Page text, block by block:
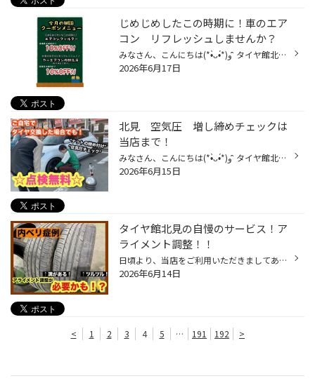
じめじめしたこの時期に！車のエア
コン リフレッシュしませんか？
みなさん、こんにちは(*•̀ᴗ•́*)و ̑̑ タイヤ館北見でございます(*•̀ᴗ•́*)و ̑̑ 湿気が多いジメジメしたこの時期、エアコンから嫌な匂いがしてませんか？ 車内リフレッシュメニューとしてクーポン作りました☆ エアコンフィルター交換＆エアコン洗浄がなんと10％オフ！！ エアコン洗浄は￥15,400→￥13,8...
2026年6月17日
北見 空気圧 増し締めチェックは
当店まで！
みなさん、こんにちは(*•̀ᴗ•́*)و ̑̑ タイヤ館北見です！ もしご自宅でタイヤ交換をされるのであれば 当店にきてください(*•̀ᴗ•́*)و ̑̑ 無料で空気圧チェック、ナットの締め付け確認もできます！ タイヤを次の履き替えまで倉庫でお預かりするクロークサービスもあるので ご自宅に保管場所がなくてお...
2026年6月15日
タイヤ館北見の自慢のサービス！ア
ライメント調整！！
日頃より、当店をご利用いただきましてありがとうございます。 本日はアライメント測定・調整についてのご紹介です。 アライメントならタイヤ館にお任せ！ 突然ですが、クルマの骨盤矯正と呼ばれる「アライメント測定・調整」をご存じでしょうか？ タイヤとホイールが取り付けられる角度や位置関係...
2026年6月14日
< 1 2 3 4 5 … 191 192 >